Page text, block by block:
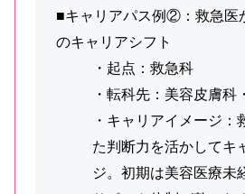
■キャリアパス例②：救急医
のキャリアシフト
・起点：救急科
・転科先：美容皮膚科
・キャリアイメージ：
た判断力を活かしてキ
ジ。初期は美容医療未